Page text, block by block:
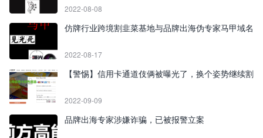
2022-08-08
仿牌行业跨境割韭菜基地与品牌出海伪专家马甲域名
2022-08-17
【警惕】信用卡通道伎俩被曝光了，换个姿势继续割
2022-09-09
品牌出海专家涉嫌诈骗，已被报警立案